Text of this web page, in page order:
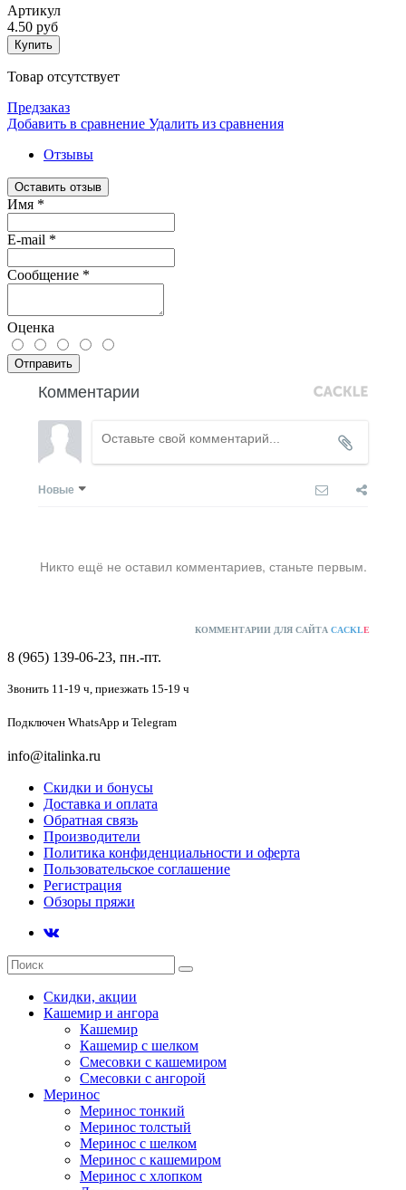
Артикул
4.50 руб
Купить
Товар отсутствует
Предзаказ
Добавить в сравнение Удалить из сравнения
Отзывы
Оставить отзыв
Имя *
E-mail *
Сообщение *
Оценка
Отправить
Комментарии
Новые
Никто ещё не оставил комментариев, станьте первым.
КОММЕНТАРИИ ДЛЯ САЙТА CACKLE
8 (965) 139-06-23, пн.-пт.
Звонить 11-19 ч, приезжать 15-19 ч
Подключен WhatsApp и Telegram
info@italinka.ru
Скидки и бонусы
Доставка и оплата
Обратная связь
Производители
Политика конфиденциальности и оферта
Пользовательское соглашение
Регистрация
Обзоры пряжи
Скидки, акции
Кашемир и ангора
Кашемир
Кашемир с шелком
Смесовки с кашемиром
Смесовки с ангорой
Меринос
Меринос тонкий
Меринос толстый
Меринос с шелком
Меринос с кашемиром
Меринос с хлопком